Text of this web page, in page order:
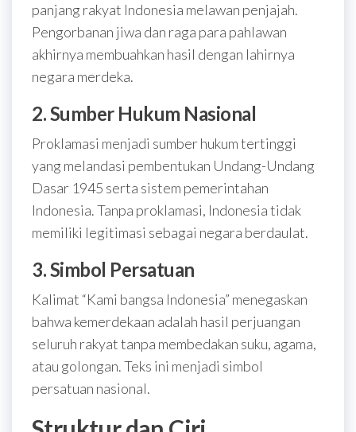
panjang rakyat Indonesia melawan penjajah.
Pengorbanan jiwa dan raga para pahlawan
akhirnya membuahkan hasil dengan lahirnya
negara merdeka.
2. Sumber Hukum Nasional
Proklamasi menjadi sumber hukum tertinggi
yang melandasi pembentukan Undang-Undang
Dasar 1945 serta sistem pemerintahan
Indonesia. Tanpa proklamasi, Indonesia tidak
memiliki legitimasi sebagai negara berdaulat.
3. Simbol Persatuan
Kalimat “Kami bangsa Indonesia” menegaskan
bahwa kemerdekaan adalah hasil perjuangan
seluruh rakyat tanpa membedakan suku, agama,
atau golongan. Teks ini menjadi simbol
persatuan nasional.